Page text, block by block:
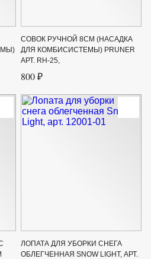
СОВОК РУЧНОЙ 8СМ (НАСАДКА
ДЛЯ КОМБИСИСТЕМЫ) PRUNER
АРТ. RH-25,
800 ₽
ЛОПАТА ДЛЯ УБОРКИ СНЕГА
ОБЛЕГЧЕННАЯ SNOW LIGHT, АРТ.